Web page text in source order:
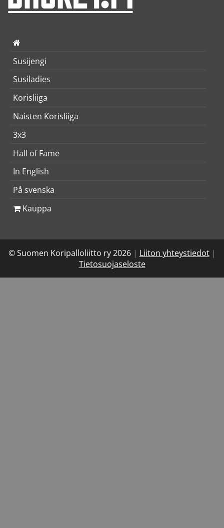
Susijengi
Susiladies
Korisliiga
Naisten Korisliiga
3x3
Hall of Fame
In English
På svenska
Kauppa
© Suomen Koripalloliitto ry 2026 | Liiton yhteystiedot |
Tietosuojaseloste